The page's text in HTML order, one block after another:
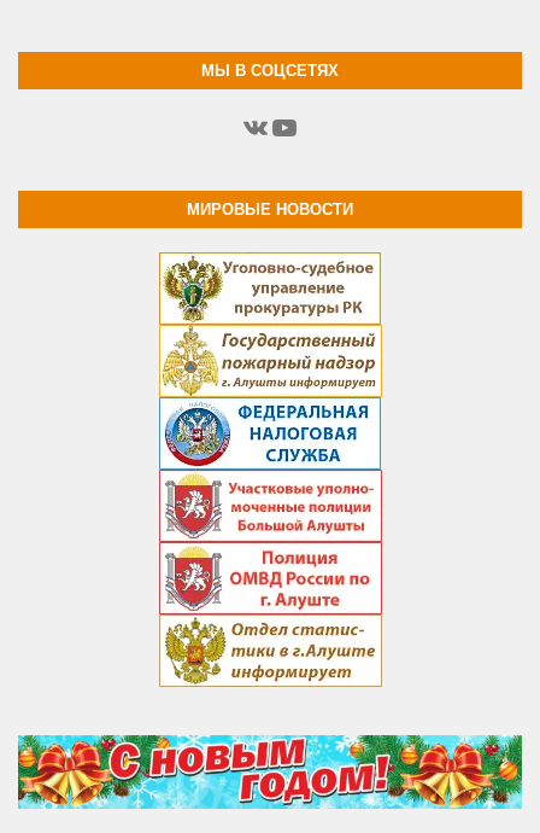
МЫ В СОЦСЕТЯХ
ВКонтакте
YouTube
МИРОВЫЕ НОВОСТИ